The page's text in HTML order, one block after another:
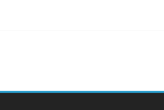
для их профессиональной и